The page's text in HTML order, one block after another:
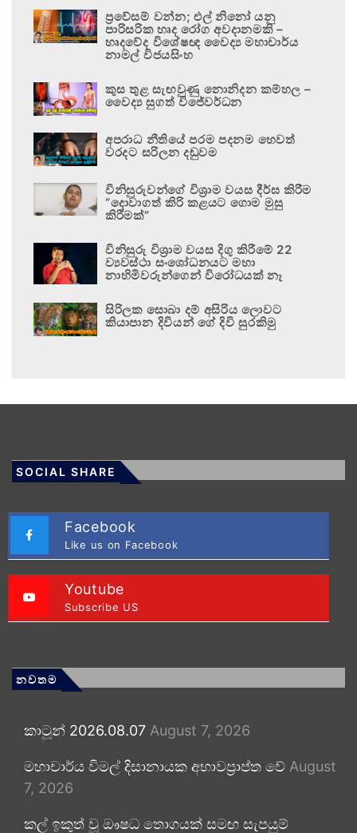
ප්‍රවේසම් වන්න; එල් නිනෝ යනු
පාරිසරික හෘද රෝග අවදානමකි –
හෘදවේද විශේෂඥ වෛද්‍ය මහාචාර්ය
නාමල් විජයසිංහ
කුස තුළ සැඟවුණු නොනිදන කම්හල –
වෛද්‍ය සුගත් විජේවර්ධන
අපරාධ නීතියේ පරම පදනම හෙවත්
වරදට සරිලන දඬුවම
විනිසුරුවන්ගේ විශ්‍රාම වයස දීර්ඝ කිරීම
“දොවාගත් කිරි කළයට ගොම මුසු
කිරීමක්”
විනිසුරු විශ්‍රාම වයස දිගු කිරීමේ 22
ව්‍යවස්ථා සංශෝධනයට මහා
නාහිමිවරුන්ගෙන් විරෝධයක් නෑ
සිරිලක සොබා දම් අසිරිය ලොවට
කියාපාන දිවියන් ගේ දිවි සුරකිමු
SOCIAL SHARE
Facebook
Like us on Facebook
Youtube
Subscribe US
නවතම
කාටූන් 2026.08.07 August 7, 2026
මහාචාර්ය විමල් දිසානායක අභාවප්‍රාප්ත වේ August
7, 2026
කල් ඉකුත් වූ ඖෂධ තොගයක් සමඟ සැපයුම්